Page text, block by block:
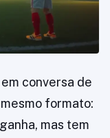
conversa de
formato:
mas tem